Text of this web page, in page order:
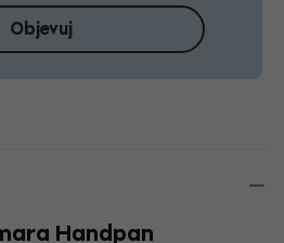
Objevuj
Handpan